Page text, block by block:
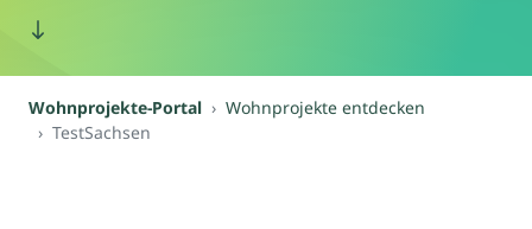
Wohnprojekte-Portal
Wohnprojekte entdecken
TestSachsen